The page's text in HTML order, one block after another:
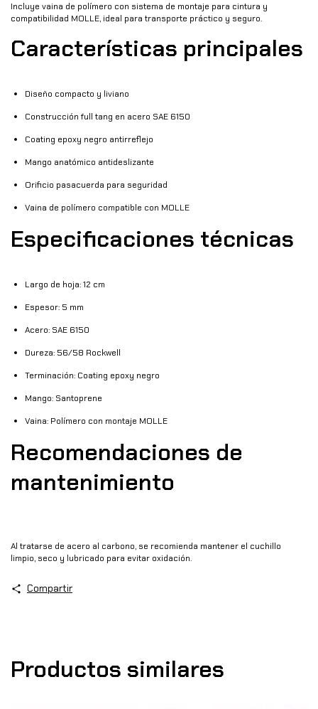
Incluye vaina de polímero con sistema de montaje para cintura y
compatibilidad MOLLE, ideal para transporte práctico y seguro.
Características principales
Diseño compacto y liviano
Construcción full tang en acero SAE 6150
Coating epoxy negro antirreflejo
Mango anatómico antideslizante
Orificio pasacuerda para seguridad
Vaina de polímero compatible con MOLLE
Especificaciones técnicas
Largo de hoja: 12 cm
Espesor: 5 mm
Acero: SAE 6150
Dureza: 56/58 Rockwell
Terminación: Coating epoxy negro
Mango: Santoprene
Vaina: Polímero con montaje MOLLE
Recomendaciones de
mantenimiento
Al tratarse de acero al carbono, se recomienda mantener el cuchillo
limpio, seco y lubricado para evitar oxidación.
Compartir
Productos similares